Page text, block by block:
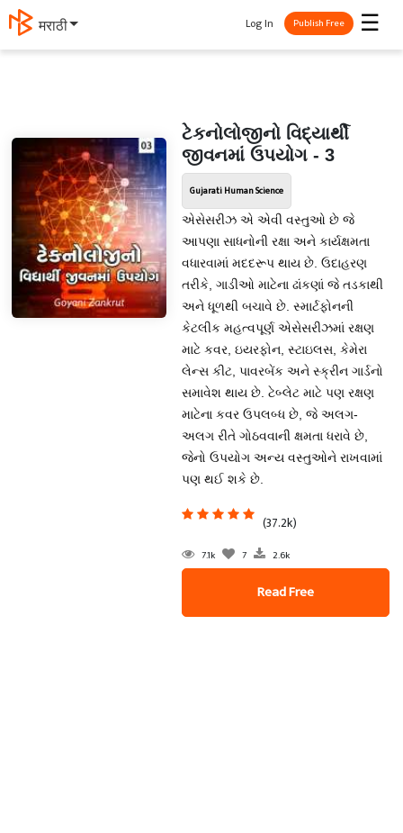
मराठी ☰
Log In Publish Free
ટેકનોલોજીનો વિદ્યાર્થી
જીવનમાં ઉપયોગ - 3
Gujarati Human Science
એસેસરીઝ એ એવી વસ્તુઓ છે જે
આપણા સાધનોની રક્ષા અને કાર્યક્ષમતા
વધારવામાં મદદરૂપ થાય છે. ઉદાહરણ
તરીકે, ગાડીઓ માટેના ઢાંકણાં જે તડકાથી
અને ધૂળથી બચાવે છે. સ્માર્ટફોનની
કેટલીક મહત્વપૂર્ણ એસેસરીઝમાં રક્ષણ
માટે કવર, ઇયરફોન, સ્ટાઇલસ, કેમેરા
લેન્સ કીટ, પાવરબેંક અને સ્ક્રીન ગાર્ડનો
સમાવેશ થાય છે. ટેબ્લેટ માટે પણ રક્ષણ
માટેના કવર ઉપલબ્ધ છે, જે અલગ-
અલગ રીતે ગોઠવવાની ક્ષમતા ધરાવે છે,
જેનો ઉપયોગ અન્ય વસ્તુઓને રાખવામાં
પણ થઈ શકે છે.
(37.2k)
7.1k 7 2.6k
Read Free